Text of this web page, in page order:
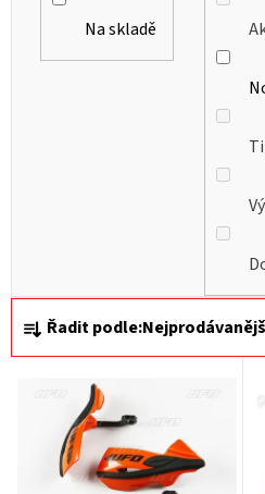
Ř
a
Řadit podle:
Na skladě